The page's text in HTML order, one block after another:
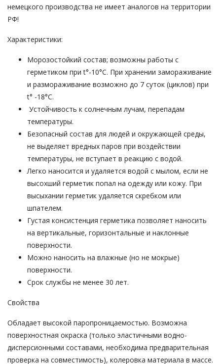
немецкого производства не имеет аналогов на территории
РФ!
Характеристики:
Морозостойкий состав; возможны работы с
герметиком при t°-10°C. При хранении замораживание
и размораживание возможно до 7 суток (циклов) при
t° -18°C.
Устойчивость к солнечным лучам, перепадам
температуры.
Безопасный состав для людей и окружающей среды,
не выделяет вредных паров при воздействии
температуры, не вступает в реакцию с водой.
Легко наносится и удаляется водой с мылом, если не
высохший герметик попал на одежду или кожу. При
высыхании герметик удаляется скребком или
шпателем.
Густая консистенция герметика позволяет наносить
на вертикальные, горизонтальные и наклонные
поверхности.
Можно наносить на влажные (но не мокрые)
поверхности.
Срок службы не менее 30 лет.
Свойства
Обладает высокой паропроницаемостью. Возможна
поверхностная окраска (только эластичными водно-
дисперсионными составами, необходима предварительная
проверка на совместимость), колеровка материала в массе.